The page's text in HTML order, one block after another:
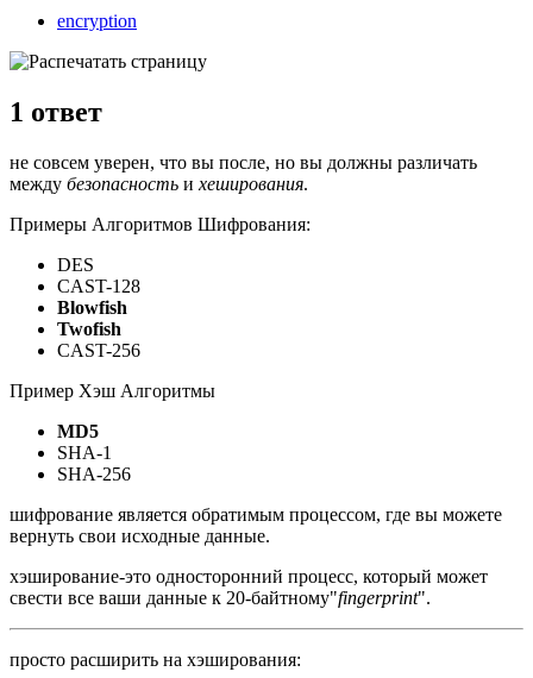
encryption
1 ответ
не совсем уверен, что вы после, но вы должны различать
между безопасность и хеширования.
Примеры Алгоритмов Шифрования:
DES
CAST-128
Blowfish
Twofish
CAST-256
Пример Хэш Алгоритмы
MD5
SHA-1
SHA-256
шифрование является обратимым процессом, где вы можете
вернуть свои исходные данные.
хэширование-это односторонний процесс, который может
свести все ваши данные к 20-байтному"fingerprint".
просто расширить на хэширования: